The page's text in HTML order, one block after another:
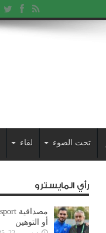
تحت الضوء لقاء
رأي المايسترو
أو التوهين